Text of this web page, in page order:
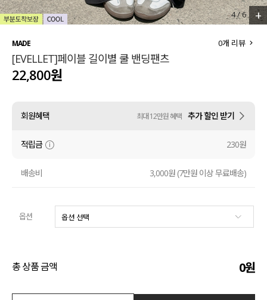
110사이즈
티셔츠
셔츠
원피스
니트
스커트
언더웨어
4/6 +
MADE
[EVELLET]페이블 길이별 쿨 밴딩팬츠
0개 리뷰
22,800원
회원혜택 최대 12만원 혜택 추가 할인 받기
적립금 230원
배송비 3,000원 (7만원 이상 무료배송)
옵션
총 상품 금액 0원